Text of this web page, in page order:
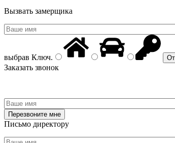
Вызвать замерщика
выбрав Ключ.
Заказать звонок
Письмо директору